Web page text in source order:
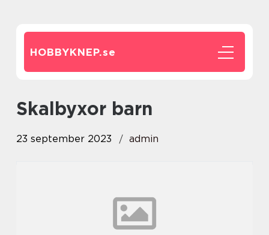
HOBBYKNEP.se
skalbyxor barn
23 september 2023 admin